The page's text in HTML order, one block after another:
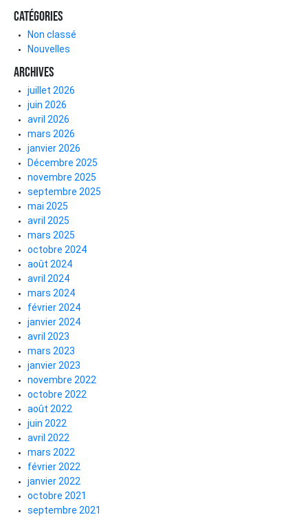
Catégories
Non classé
Nouvelles
Archives
juillet 2026
juin 2026
avril 2026
mars 2026
janvier 2026
Décembre 2025
novembre 2025
septembre 2025
mai 2025
avril 2025
mars 2025
octobre 2024
août 2024
avril 2024
mars 2024
février 2024
janvier 2024
avril 2023
mars 2023
janvier 2023
novembre 2022
octobre 2022
août 2022
juin 2022
avril 2022
mars 2022
février 2022
janvier 2022
octobre 2021
septembre 2021